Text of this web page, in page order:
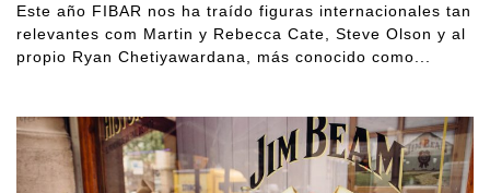
Este año FIBAR nos ha traído figuras internacionales tan
relevantes com Martin y Rebecca Cate, Steve Olson y al
propio Ryan Chetiyawardana, más conocido como...